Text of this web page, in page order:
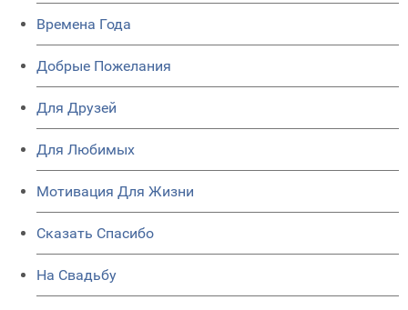
Времена Года
Добрые Пожелания
Для Друзей
Для Любимых
Мотивация Для Жизни
Сказать Спасибо
На Свадьбу